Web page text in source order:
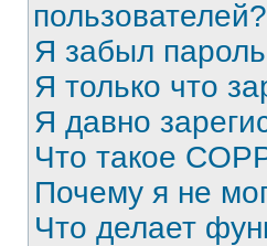
пользователей?
Я забыл
Я только что
Я давно
Что такое
Почему я не
Что делает